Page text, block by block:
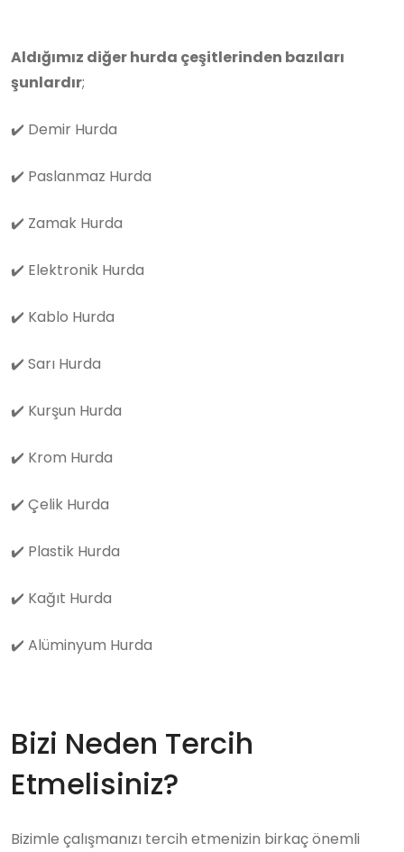
Aldığımız diğer hurda çeşitlerinden bazıları
şunlardır;
✔️ Demir Hurda
✔️ Paslanmaz Hurda
✔️ Zamak Hurda
✔️ Elektronik Hurda
✔️ Kablo Hurda
✔️ Sarı Hurda
✔️ Kurşun Hurda
✔️ Krom Hurda
✔️ Çelik Hurda
✔️ Plastik Hurda
✔️ Kağıt Hurda
✔️ Alüminyum Hurda
Bizi Neden Tercih
Etmelisiniz?
Bizimle çalışmanızı tercih etmenizin birkaç önemli